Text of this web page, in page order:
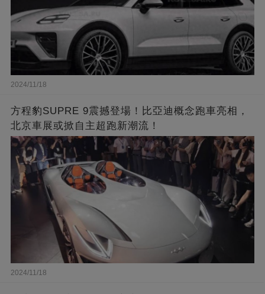
2024/11/18
方程豹SUPRE 9震撼登場！比亞迪概念跑車亮相，
北京車展或掀自主超跑新潮流！
2024/11/18